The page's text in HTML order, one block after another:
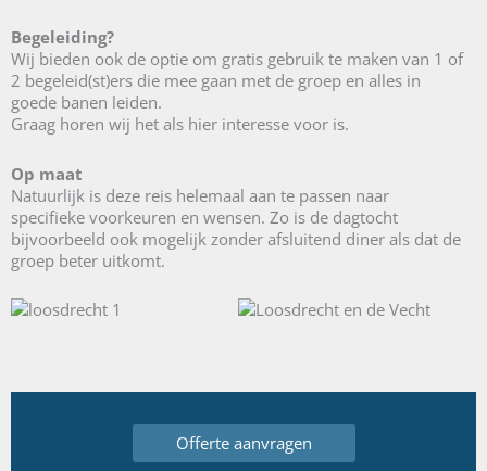
Begeleiding?
Wij bieden ook de optie om gratis gebruik te maken van 1 of
2 begeleid(st)ers die mee gaan met de groep en alles in
goede banen leiden.
Graag horen wij het als hier interesse voor is.
Op maat
Natuurlijk is deze reis helemaal aan te passen naar
specifieke voorkeuren en wensen. Zo is de dagtocht
bijvoorbeeld ook mogelijk zonder afsluitend diner als dat de
groep beter uitkomt.
Offerte aanvragen